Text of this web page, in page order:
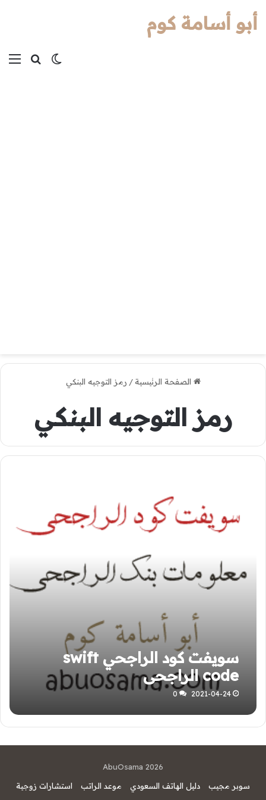
بحثالوضع
أبو أسامة كوم
الصفحة الرئيسية / رمز التوجيه البنكي
رمز التوجيه البنكي
سويفت كود الراجحي swift
code الراجحي
2021-04-24
0
AbuOsama 2026
سوبر مجيب
دليل الهاتف السعودي موعد الراتب استشارات زوجية